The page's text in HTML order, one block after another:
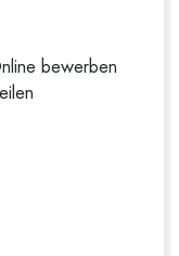
bewerben